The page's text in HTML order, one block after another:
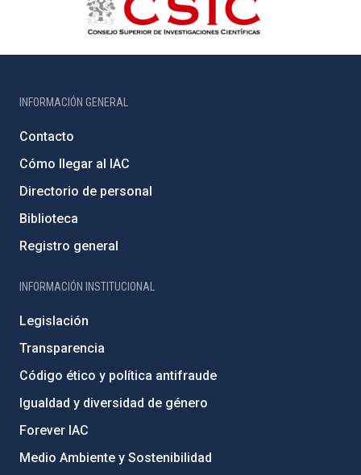
INFORMACIÓN GENERAL
Contacto
Cómo llegar al IAC
Directorio de personal
Biblioteca
Registro general
INFORMACIÓN INSTITUCIONAL
Legislación
Transparencia
Código ético y política antifraude
Igualdad y diversidad de género
Forever IAC
Medio Ambiente y Sostenibilidad